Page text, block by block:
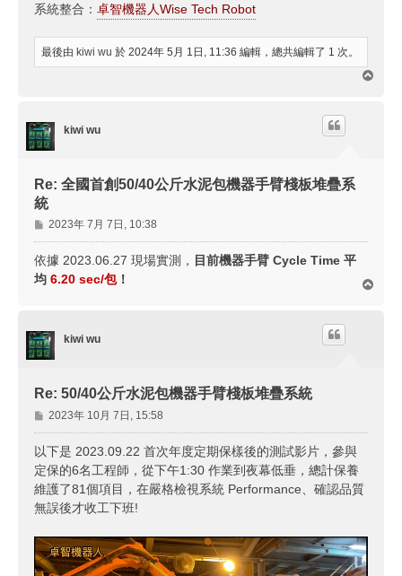
系統整合： 卓智機器人Wise Tech Robot
最後由 kiwi wu 於 2024年 5月 1日, 11:36 編輯，總共編輯了 1 次。
kiwi wu
Re: 全國首創50/40公斤水泥包機器手臂棧板堆疊系
統
文
章
2023年 7月 7日, 10:38
依據 2023.06.27 現場實測， 目前機器手臂 Cycle Time 平
均 6.20 sec/包！
kiwi wu
Re: 50/40公斤水泥包機器手臂棧板堆疊系統
文
章
2023年 10月 7日, 15:58
以下是 2023.09.22 首次年度定期保樣後的測試影片，參與
定保的6名工程師，從下午1:30 作業到夜幕低垂，總計保養
維護了81個項目，在嚴格檢視系統 Performance、確認品質
無誤後才收工下班!